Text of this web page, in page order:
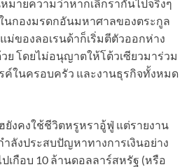
ายความว่าหากเลิกรากันไปจริงๆ
นกองมรดกอันมหาศาลของตระกูล
ม่ของลอเรนด้าก็เริ่มตีตัวออกห่าง
ย โดยไม่อนุญาตให้โต้วเซียวมาร่วม
ค์ในครอบครัว และงานธุรกิจทั้งหมด
งคงใช้ชีวิตหรูหราอู้ฟู่ แต่รายงาน
ลังประสบปัญหาทางการเงินอย่าง
เกือบ 10 ล้านดอลลาร์สหรัฐ (หรือ